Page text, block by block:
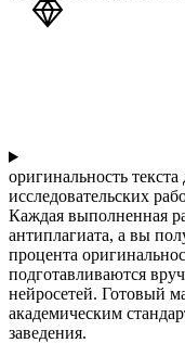
оригинальность
исследовательских
Каждая выполненная
антиплагиата, а вы
процента
подготавливаются
нейросетей. Готовый
академическим
заведения.